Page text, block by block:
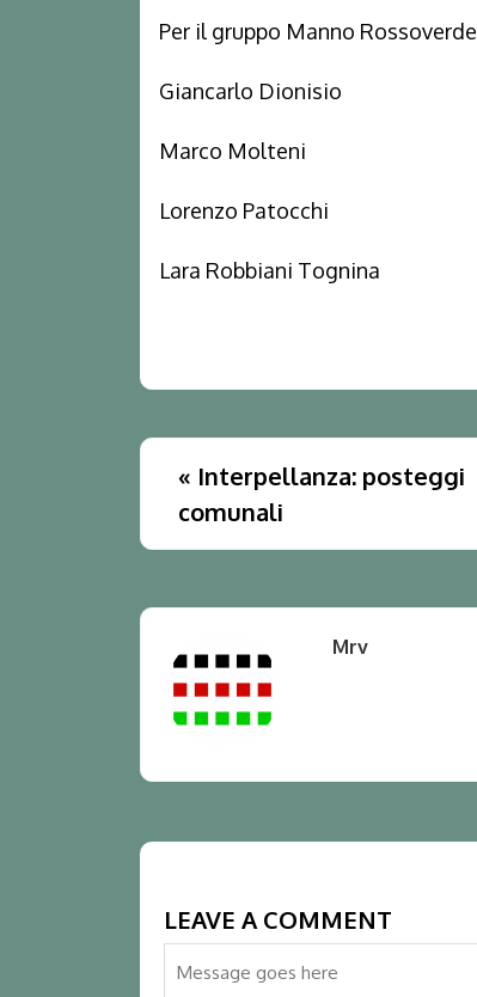
Per il gruppo Manno Rossoverde
Giancarlo Dionisio
Marco Molteni
Lorenzo Patocchi
Lara Robbiani Tognina
« Interpellanza: posteggi
comunali
Mrv
LEAVE A COMMENT